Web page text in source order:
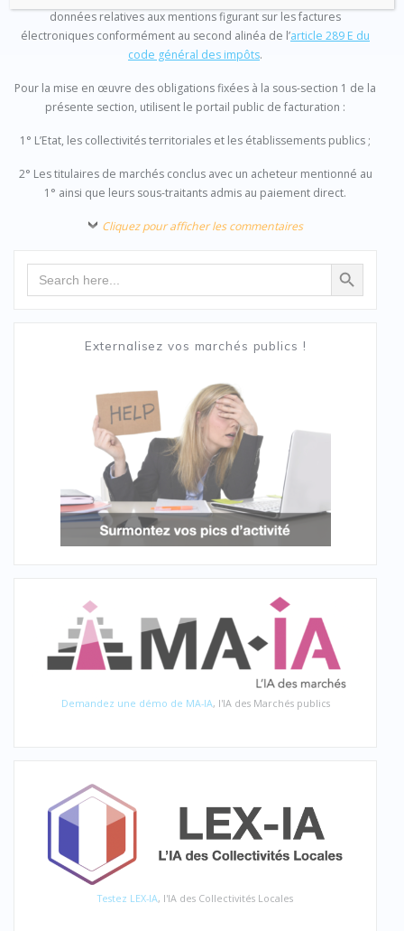
données relatives aux mentions figurant sur les factures
électroniques conformément au second alinéa de l’article 289 E du
code général des impôts.
Pour la mise en œuvre des obligations fixées à la sous-section 1 de la
présente section, utilisent le portail public de facturation :
1° L’Etat, les collectivités territoriales et les établissements publics ;
2° Les titulaires de marchés conclus avec un acheteur mentionné au
1° ainsi que leurs sous-traitants admis au paiement direct.
Cliquez pour afficher les commentaires
Search Search Button
Externalisez vos marchés publics !
Demandez une démo de MA-IA, l'IA des Marchés publics
Testez LEX-IA, l'IA des Collectivités Locales